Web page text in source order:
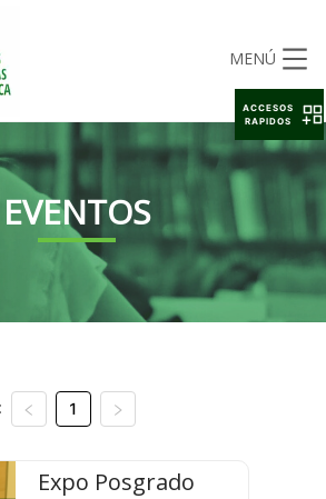
MENÚ
EVENTOS
1
Expo Posgrado
ACCESOS
RAPIDOS